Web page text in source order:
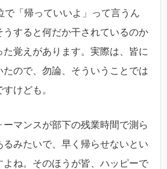
で「帰っていいよ」って言うん
うすると何だか干されているのか
た覚えがあります。実際は、皆に
たので、勿論、そういうことでは
けども。
ーマンスが部下の残業時間で測ら
るみたいで、早く帰らせないとい
よね。そのほうが皆、ハッピーで